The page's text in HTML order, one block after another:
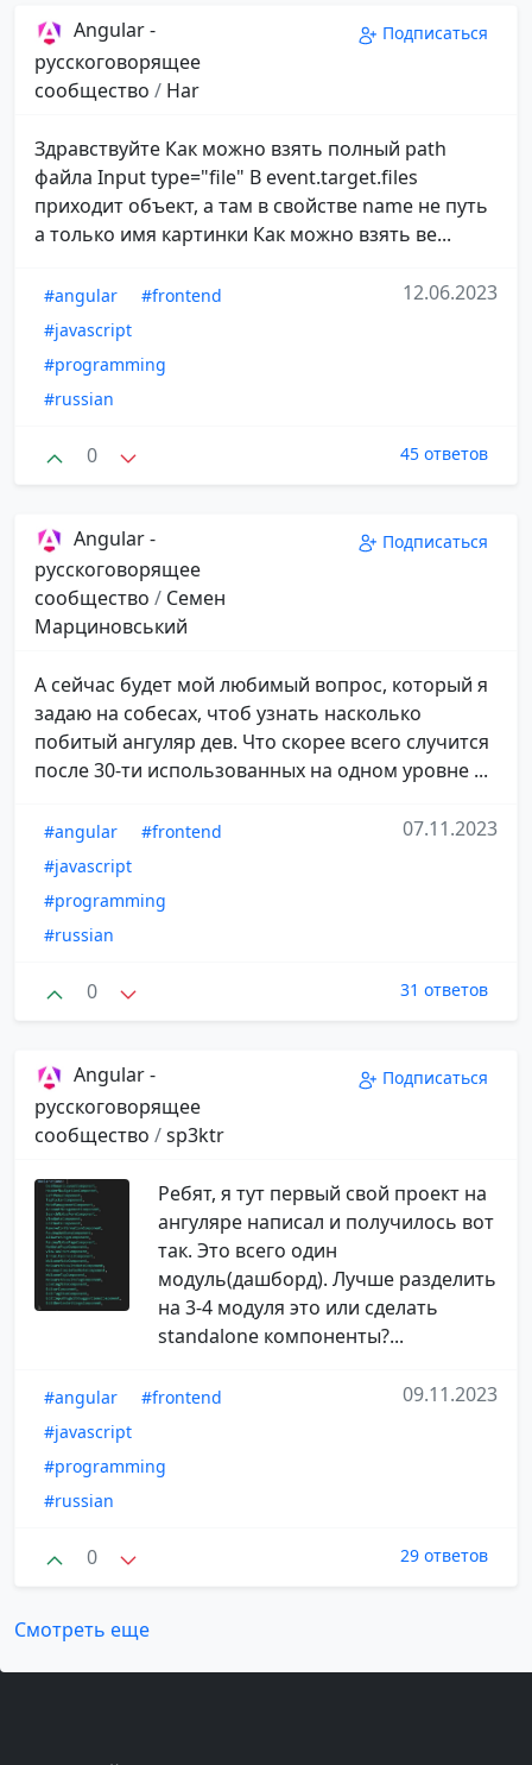
Angular -
русскоговорящее
сообщество / Har
Подписаться
Здравствуйте Как можно взять полный path
файла Input type="file" В event.target.files
приходит объект, а там в свойстве name не путь
а только имя картинки Как можно взять ве...
#angular
#frontend
#javascript
#programming
#russian
12.06.2023
0 45 ответов
Angular -
русскоговорящее
сообщество / Семен
Марциновський
Подписаться
А сейчас будет мой любимый вопрос, который я
задаю на собесах, чтоб узнать насколько
побитый ангуляр дев. Что скорее всего случится
после 30-ти использованных на одном уровне ...
#angular
#frontend
#javascript
#programming
#russian
07.11.2023
0 31 ответов
Angular -
русскоговорящее
сообщество /sp3ktr
Подписаться
Ребят, я тут первый свой проект на
ангуляре написал и получилось вот
так. Это всего один
модуль(дашборд). Лучше разделить
на 3-4 модуля это или сделать
standalone компоненты?...
#angular
#frontend
#javascript
#programming
#russian
09.11.2023
0 29 ответов
Смотреть еще